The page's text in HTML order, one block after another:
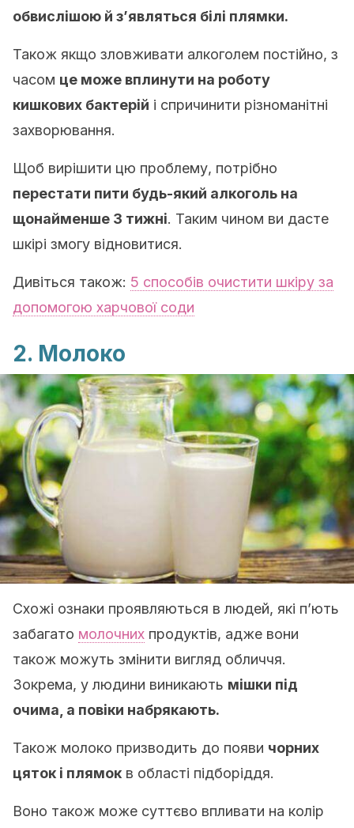
обвислішою й з’являться білі плямки.
Також якщо зловживати алкоголем постійно, з
часом це може вплинути на роботу
кишкових бактерій і спричинити різноманітні
захворювання.
Щоб вирішити цю проблему, потрібно
перестати пити будь-який алкоголь на
щонайменше 3 тижні. Таким чином ви дасте
шкірі змогу відновитися.
Дивіться також: 5 способів очистити шкіру за
допомогою харчової соди
2. Молоко
Схожі ознаки проявляються в людей, які п’ють
забагато молочних продуктів, адже вони
також можуть змінити вигляд обличчя.
Зокрема, у людини виникають мішки під
очима, а повіки набрякають.
Також молоко призводить до появи чорних
цяток і плямок в області підборіддя.
Воно також може суттєво впливати на колір